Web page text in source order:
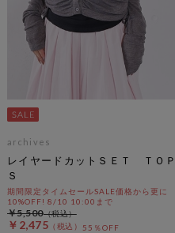
archives
レイヤードカットＳＥＴ ＴＯＰ
Ｓ
期間限定タイムセールSALE価格から更に
10%OFF! 8/10 10:00まで
￥2,475 55％OFF
￥5,500